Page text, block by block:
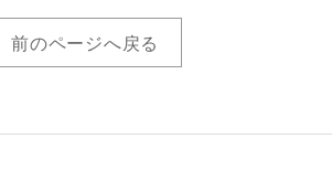
前のページへ戻る